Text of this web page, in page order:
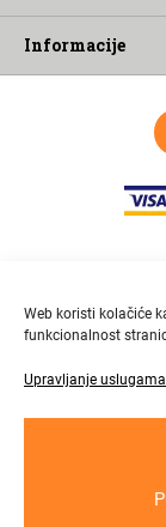
Web koristi kolačiće
funkcionalnost
Upravljanje uslugama
Informacije